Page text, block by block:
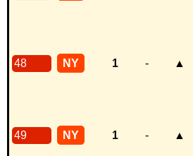
48 NY 1 - ▲
49 NY 1 - ▲